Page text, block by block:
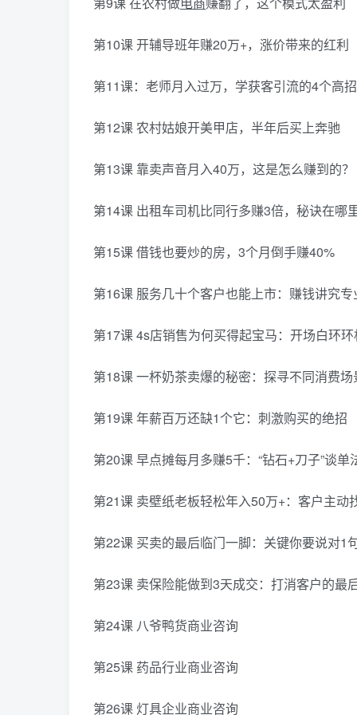
第10课 开辅导班年赚20万+，涨价带来的红利
第11课：老师月入过万，学获客引流的4个高招
第12课 农村姑娘开美甲店，半年后买上奔驰
第13课 靠卖声音月入40万，这是怎么赚到的？
第14课 出租车司机比同行多赚3倍，秘诀在哪
第15课 借钱也要炒的房，3个月倒手赚40%
第16课 服务几十个客户也能上市：赚钱讲究专
第17课 4s店销售为何买得起宝马：开场白环环
第18课 一杯奶茶卖爆的秘密：探寻不同消费场
第19课 年薪百万还缺1个它：刺激购买的绝招
第20课 早点摊每月多赚5千：“钻石+刀子”谈单
第21课 卖壁纸老板轻松年入50万+：客户主动
第22课 买卖的最后临门一脚：关键你要说对1
第23课 卖保险能做到3天成交：打消客户的最
第24课 八爷鸭货商业咨询
第25课 药品行业商业咨询
第26课 灯具企业商业咨询